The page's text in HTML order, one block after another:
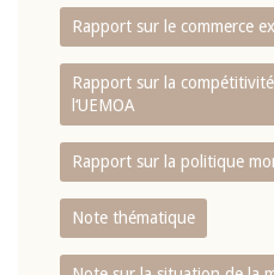
Rapport sur le commerce
Rapport sur la
l‘UEMOA
Rapport sur la politique
Note thématique